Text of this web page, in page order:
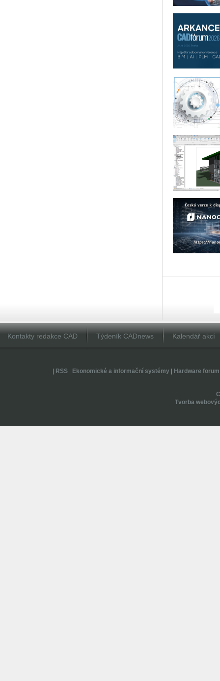
Kontakty redakce CAD Týdeník CADnews Kalendář akcí
RSS| Ekonomické a informační systémy| Hardware forum
Tvorba